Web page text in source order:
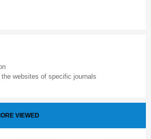
websites of specific journals
VIEWED